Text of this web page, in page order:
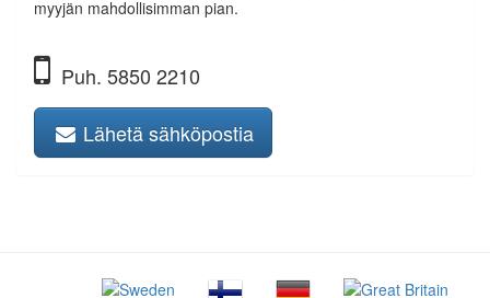
myyjän mahdollisimman pian.
Puh. 5850 2210
Lähetä sähköpostia